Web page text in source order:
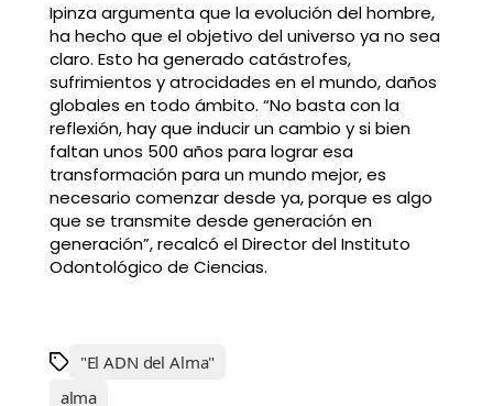
Ipinza argumenta que la evolución del hombre,
ha hecho que el objetivo del universo ya no sea
claro. Esto ha generado catástrofes,
sufrimientos y atrocidades en el mundo, daños
globales en todo ámbito. “No basta con la
reflexión, hay que inducir un cambio y si bien
faltan unos 500 años para lograr esa
transformación para un mundo mejor, es
necesario comenzar desde ya, porque es algo
que se transmite desde generación en
generación”, recalcó el Director del Instituto
Odontológico de Ciencias.
"El ADN del Alma"
alma